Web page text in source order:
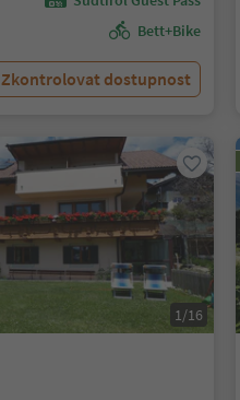
Bett+Bike
Zkontrolovat dostupnost
1/16